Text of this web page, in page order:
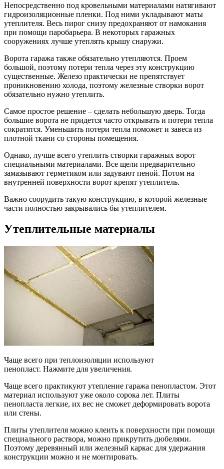
Непосредственно под кровельными материалами натягивают
гидроизоляционные пленки. Под ними укладывают маты
утеплителя. Весь пирог снизу предохраняют от намокания
при помощи паробарьера. В некоторых гаражных
сооружениях лучше утеплять крышу снаружи.
Ворота гаража также обязательно утепляются. Проем
большой, поэтому потери тепла через эту конструкцию
существенные. Железо практически не препятствует
проникновению холода, поэтому железные створки ворот
обязательно нужно утеплить.
Самое простое решение – сделать небольшую дверь. Тогда
большие ворота не придется часто открывать и потери тепла
сократятся. Уменьшить потери тепла поможет и завеса из
плотной ткани со стороны помещения.
Однако, лучше всего утеплить створки гаражных ворот
специальными материалами. Все щели предварительно
замазывают герметиком или задувают пеной. Потом на
внутренней поверхности ворот крепят утеплитель.
Важно соорудить такую конструкцию, в которой железные
части полностью закрывались бы утеплителем.
Утеплительные материалы
Чаще всего при теплоизоляции используют
пенопласт. Нажмите для увеличения.
Чаще всего практикуют утепление гаража пенопластом. Этот
материал используют уже около сорока лет. Плиты
пенопласта легкие, их вес не сможет деформировать ворота
или стены.
Плиты утеплителя можно клеить к поверхности при помощи
специального раствора, можно прикрутить дюбелями.
Поэтому деревянный или железный каркас для удержания
конструкции можно и не монтировать.